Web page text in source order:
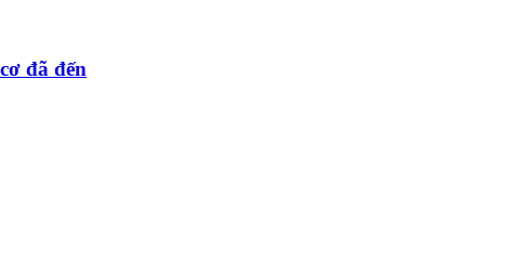
đã đến